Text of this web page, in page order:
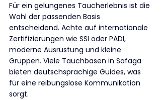
Für ein gelungenes Taucherlebnis ist die
Wahl der passenden Basis
entscheidend. Achte auf internationale
Zertifizierungen wie SSI oder PADI,
moderne Ausrüstung und kleine
Gruppen. Viele Tauchbasen in Safaga
bieten deutschsprachige Guides, was
für eine reibungslose Kommunikation
sorgt.